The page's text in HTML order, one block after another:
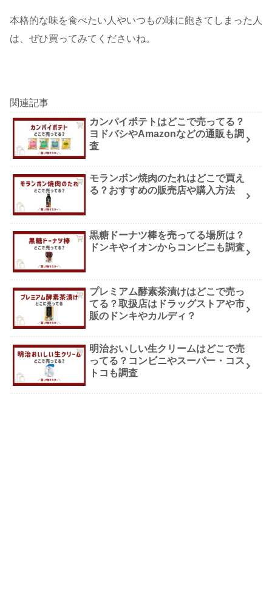
本格的な味を食べたい人やいつもの味に飽きてしまった人
は、ぜひ買ってみてくださいね。
関連記事
カンパイポテトはどこで売ってる？
ヨドバシやAmazonなどの通販も調
査
モランボン焼肉のたれはどこで買え
る？おすすめの販売店や購入方法
黒糖ドーナツ棒を売ってる場所は？
ドンキやイオンからコンビニも調査
プレミアム酵素茶漬けはどこで売っ
てる？取扱店はドラッグストアや市
販のドンキやカルディ？
明治おいしい生クリームはどこで売
ってる？コンビニやスーパー・コス
トコも調査